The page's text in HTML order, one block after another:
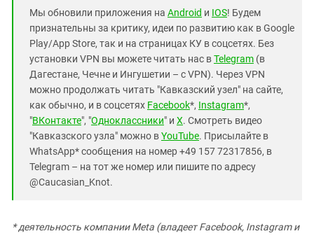
Мы обновили приложения на Android и IOS! Будем
признательны за критику, идеи по развитию как в Google
Play/App Store, так и на страницах КУ в соцсетях. Без
установки VPN вы можете читать нас вTelegram (в
Дагестане, Чечне и Ингушетии – с VPN). Через VPN
можно продолжать читать "Кавказский узел" на сайте,
как обычно, и в соцсетях Facebook*, Instagram*,
"ВКонтакте", "Одноклассники" и X. Смотреть видео
"Кавказского узла" можно вYouTube. Присылайте в
WhatsApp* сообщения на номер +49 157 72317856, в
Telegram – на тот же номер или пишите по адресу
@Caucasian_Knot.
* деятельность компании Meta (владеет Facebook, Instagram и